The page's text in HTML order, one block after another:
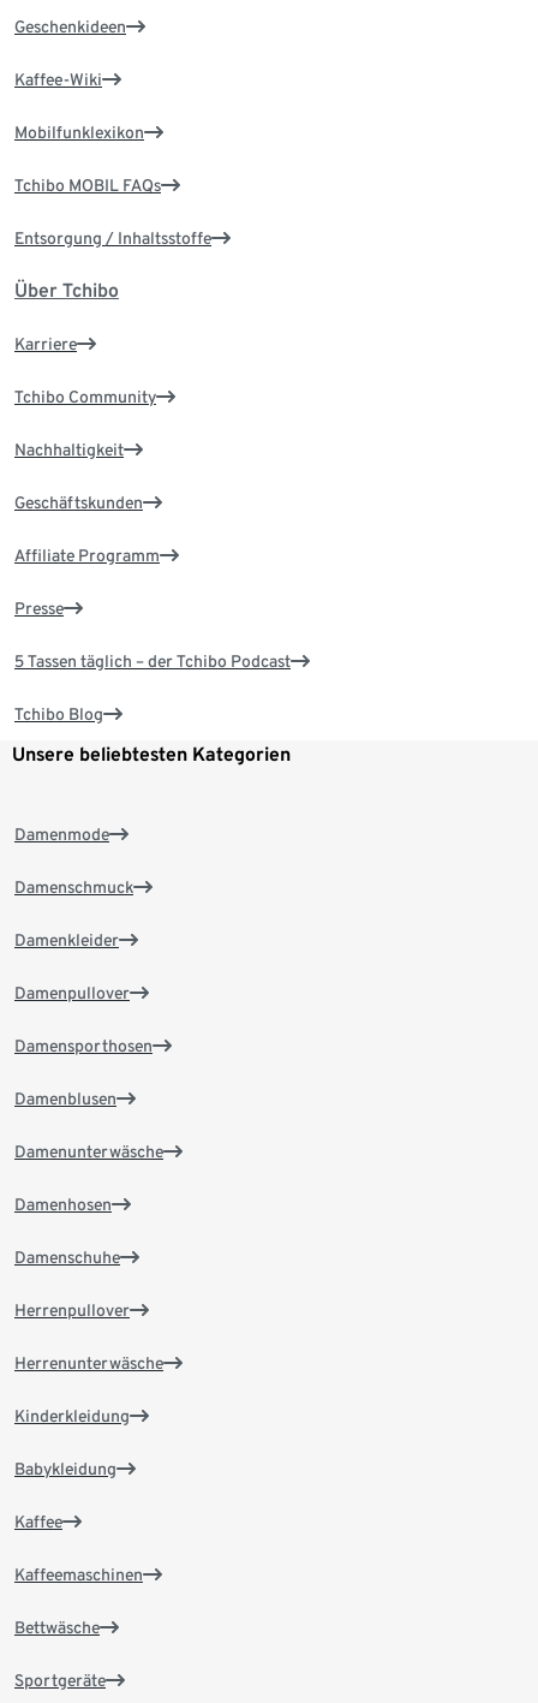
Geschenkideen
Kaffee-Wiki
Mobilfunklexikon
Tchibo MOBIL FAQs
Entsorgung / Inhaltsstoffe
Über Tchibo
Karriere
Tchibo Community
Nachhaltigkeit
Geschäftskunden
Affiliate Programm
Presse
5 Tassen täglich – der Tchibo Podcast
Tchibo Blog
Unsere beliebtesten Kategorien
Damenmode
Damenschmuck
Damenkleider
Damenpullover
Damensporthosen
Damenblusen
Damenunterwäsche
Damenhosen
Damenschuhe
Herrenpullover
Herrenunterwäsche
Kinderkleidung
Babykleidung
Kaffee
Kaffeemaschinen
Bettwäsche
Sportgeräte